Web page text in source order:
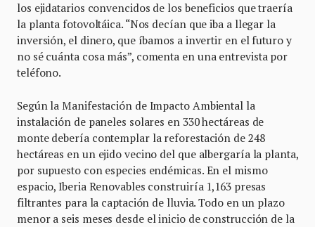
los ejidatarios convencidos de los beneficios que traería
la planta fotovoltáica. “Nos decían que iba a llegar la
inversión, el dinero, que íbamos a invertir en el futuro y
no sé cuánta cosa más”, comenta en una entrevista por
teléfono.
Según la Manifestación de Impacto Ambiental la
instalación de paneles solares en 330 hectáreas de
monte debería contemplar la reforestación de 248
hectáreas en un ejido vecino del que albergaría la planta,
por supuesto con especies endémicas. En el mismo
espacio, Iberia Renovables construiría 1,163 presas
filtrantes para la captación de lluvia. Todo en un plazo
menor a seis meses desde el inicio de construcción de la